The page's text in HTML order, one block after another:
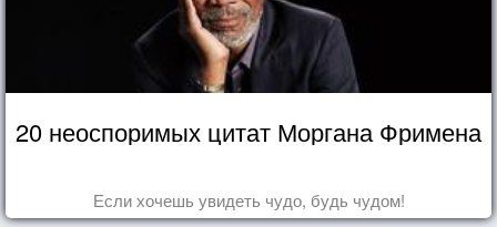
20 неоспоримых цитат Моргана Фримена
Если хочешь увидеть чудо, будь чудом!